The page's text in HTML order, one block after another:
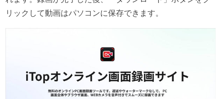
リックして動画はパソコンに保存できます。